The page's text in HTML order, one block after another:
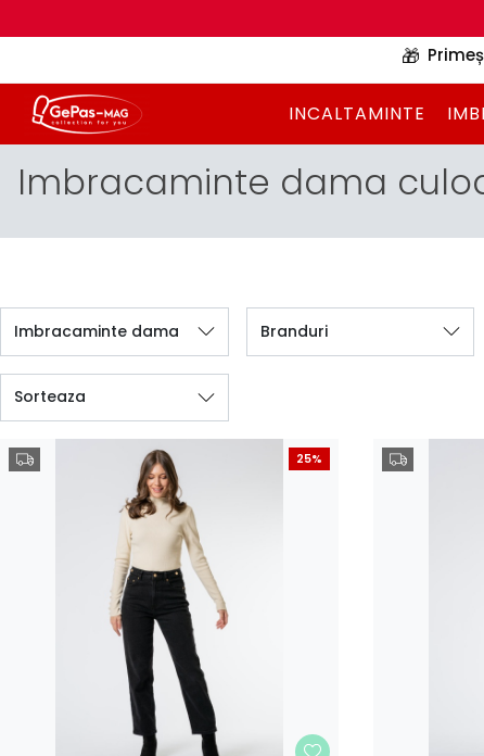
🎁
INCALTAMINTE
Imbracaminte dama
Imbracaminte dama Branduri
Sorteaza
25%